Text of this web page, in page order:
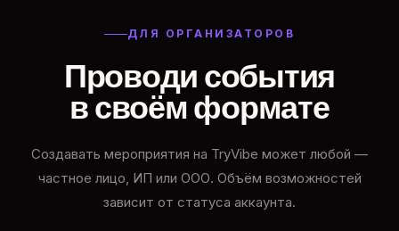
ДЛЯ ОРГАНИЗАТОРОВ
Проводи события
в своём формате
Создавать мероприятия на TryVibe может любой —
частное лицо, ИП или ООО. Объём возможностей
зависит от статуса аккаунта.